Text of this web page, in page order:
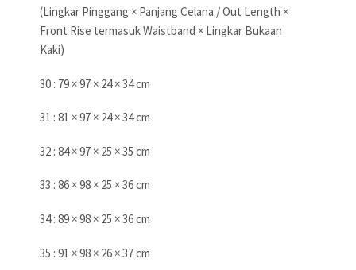
(Lingkar Pinggang × Panjang Celana / Out Length ×
Front Rise termasuk Waistband × Lingkar Bukaan
Kaki)
30 : 79 × 97 × 24 × 34 cm
31 : 81 × 97 × 24 × 34 cm
32 : 84 × 97 × 25 × 35 cm
33 : 86 × 98 × 25 × 36 cm
34 : 89 × 98 × 25 × 36 cm
35 : 91 × 98 × 26 × 37 cm